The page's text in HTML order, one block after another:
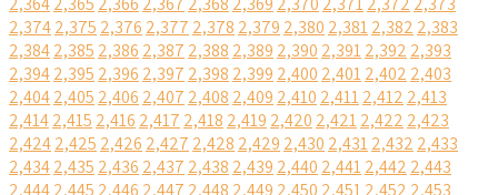
2,3742,375 2,376 2,377 2,378 2,379 2,380 2,3812,382 2,383
2,3842,385 2,386 2,387 2,388 2,389 2,390 2,3912,392 2,393
2,3942,395 2,396 2,397 2,398 2,399 2,400 2,4012,402 2,403
2,4042,405 2,406 2,407 2,408 2,409 2,410 2,4112,412 2,413
2,4142,415 2,416 2,417 2,418 2,419 2,420 2,4212,422 2,423
2,4242,425 2,426 2,427 2,428 2,429 2,430 2,4312,432 2,433
2,4342,435 2,436 2,437 2,438 2,439 2,440 2,4412,442 2,443